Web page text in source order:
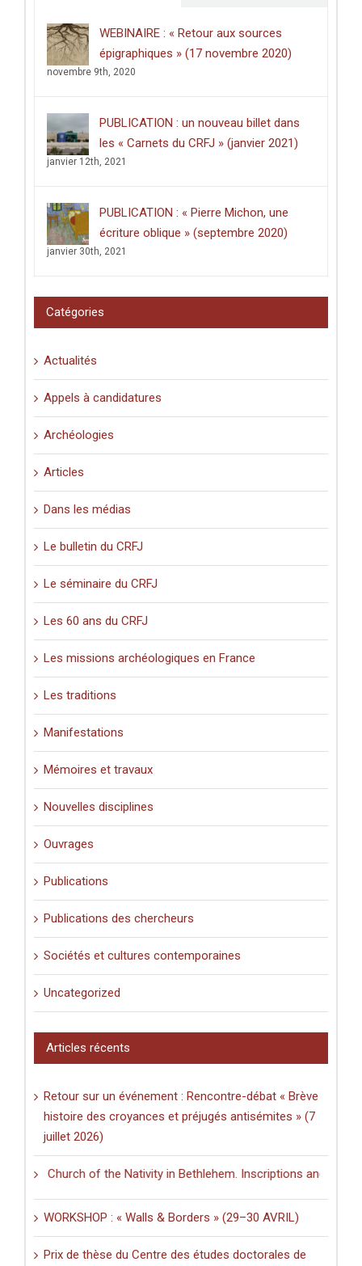
décerné
à
thèse
intitulée
lieux
saints
Palestine
WEBINAIRE : « Retour aux sources
épigraphiques » (17 novembre 2020)
novembre 9th, 2020
PUBLICATION : un nouveau billet dans
les « Carnets du CRFJ » (janvier 2021)
janvier 12th, 2021
PUBLICATION : « Pierre Michon, une
écriture oblique » (septembre 2020)
janvier 30th, 2021
Catégories
Actualités
Appels à candidatures
Archéologies
Articles
Dans les médias
Le bulletin du CRFJ
Le séminaire du CRFJ
Les 60 ans du CRFJ
Les missions archéologiques en France
Les traditions
Manifestations
Mémoires et travaux
Nouvelles disciplines
Ouvrages
Publications
Publications des chercheurs
Sociétés et cultures contemporaines
Uncategorized
Articles récents
Retour sur un événement : Rencontre-débat « Brève
histoire des croyances et préjugés antisémites » (7
juillet 2026)
in the Church of the Nativity in Bethlehem. Inscriptions and Graffiti
WORKSHOP : « Walls & Borders » (29–30 AVRIL)
Prix de thèse du Centre des études doctorales de